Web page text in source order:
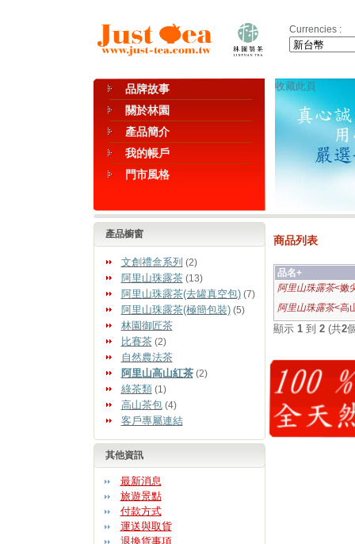
Currencies :
品牌故事
關於林園
產品簡介
我的帳戶
門市風格
收藏此頁
產品櫥窗
文創禮盒系列 (2)
阿里山珠露茶(13)
阿里山珠露茶(去罐真空包)(7)
阿里山珠露茶(極簡包裝)(5)
林園御匠茶
比賽茶(2)
自然農法茶
阿里山高山紅茶(2)
綠茶類 (1)
高山茶包(4)
客戶專屬連結
其他資訊
最新消息
旅遊景點
付款方式
運送與取貨
退換貨事項
商品列表
品名+
阿里山珠露茶<嫩
阿里山珠露茶<高
顯示 1到 2(共2